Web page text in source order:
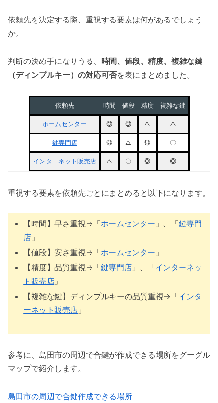
依頼先を決定する際、重視する要素は何があるでしょう
か。
判断の決め手になりうる、 時間、値段、精度、複雑な鍵
（ディンプルキー）の対応可否を表にまとめました。
依頼先 時間 値段 精度 複雑な鍵
ホームセンター ◎ ◎ △ △
鍵専門店 ◎ △ ◎ 〇
インターネット販売店 △ 〇 ◎ ◎
重視する要素を依頼先ごとにまとめると以下になります。
【時間】早さ重視→「ホームセンター 」、「鍵専門
店 」
【値段】安さ重視→「ホームセンター 」
【精度】品質重視→「鍵専門店 」、「インターネッ
ト販売店 」
【複雑な鍵】ディンプルキーの品質重視→「インタ
ーネット販売店 」
参考に、島田市の周辺で合鍵が作成できる場所をグーグル
マップで紹介します。
島田市の周辺で合鍵作成できる場所